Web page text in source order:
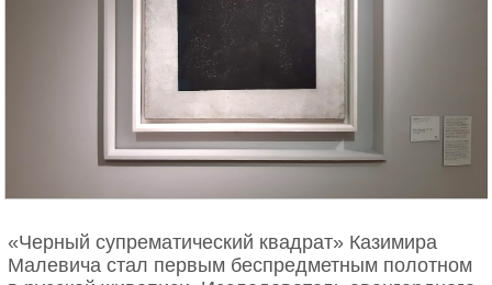
«Черный супрематический квадрат» Казимира
Малевича стал первым беспредметным полотном